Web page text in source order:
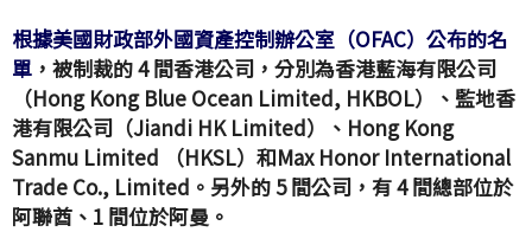
根據美國財政部外國資產控制辦公室（OFAC）公布的名
單 ，被制裁的 4 間香港公司，分別為香港藍海有限公司
（Hong Kong Blue Ocean Limited, HKBOL）、監地香
港有限公司（Jiandi HK Limited）、Hong Kong
Sanmu Limited （HKSL）和Max Honor International
Trade Co., Limited。另外的 5 間公司，有 4 間總部位於
阿聯酋、1 間位於阿曼。